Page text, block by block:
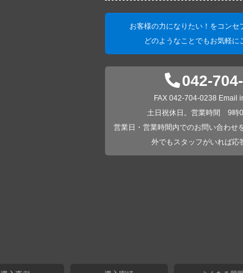
お客様の力になりたい！をコンセ
どのようなことでもお気軽に
042-
FAX 042-704-0238 Email
土日祝休日。営業時間 9時
営業日・営業時間内でのお問い合わせ
外でもスタッフがいれば応